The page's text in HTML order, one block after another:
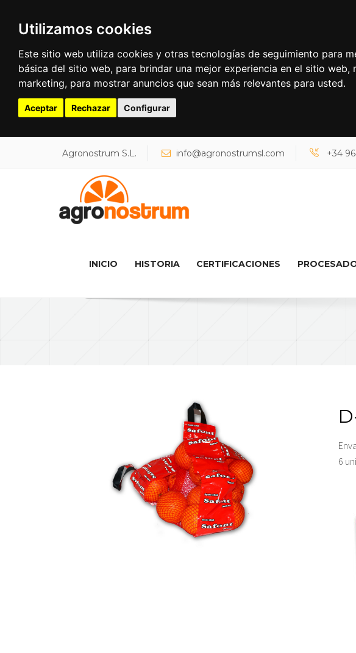
Utilizamos cookies
Este sitio web utiliza cookies y otras tecnologías de seguimiento para
básica del sitio web, para brindar una mejor experiencia en el sitio web,
marketing, para mostrar anuncios que sean más relevantes para usted.
Aceptar Rechazar Configurar
Buscar...
Agronostrum S.L. info@agronostrumsl.com +34
INICIO HISTORIA CERTIFICACIONES
6